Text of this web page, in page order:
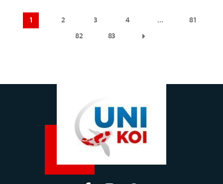
1 2 3 4 …
81
82
83